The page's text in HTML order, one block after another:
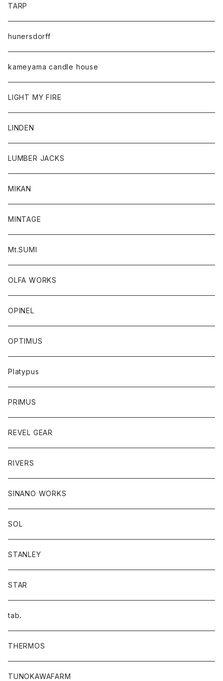
TARP
hunersdorff
kameyama candle house
LIGHT MY FIRE
LINDEN
LUMBER JACKS
MIKAN
MINTAGE
Mt.SUMI
OLFA WORKS
OPINEL
OPTIMUS
Platypus
PRIMUS
REVEL GEAR
RIVERS
SINANO WORKS
SOL
STANLEY
STAR
tab．
THERMOS
TUNOKAWAFARM